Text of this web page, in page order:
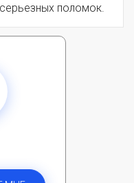
поломок.